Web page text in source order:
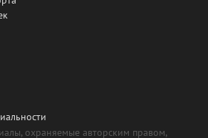
охраняемые авторским правом,